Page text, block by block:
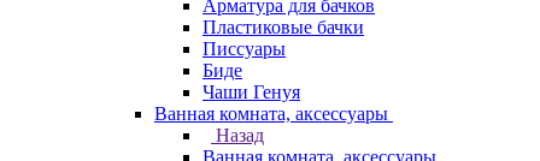
Арматура для бачков
Пластиковые бачки
Писсуары
Биде
Чаши Генуя
Ванная комната, аксессуары
Назад
Ванная комната, аксессуары